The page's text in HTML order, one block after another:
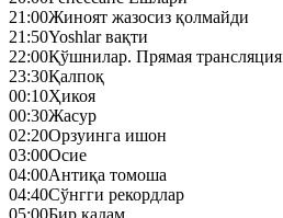
21:00Жиноят жазосиз қолмайди
21:50Yoshlar вақти
22:00Қўшнилар. Прямая трансляция
23:30Қалпоқ
00:10Ҳикоя
00:30Жасур
02:20Орзуинга ишон
03:00Осие
04:00Антиқа томоша
04:40Сўнгги рекордлар
05:00Бир қадам